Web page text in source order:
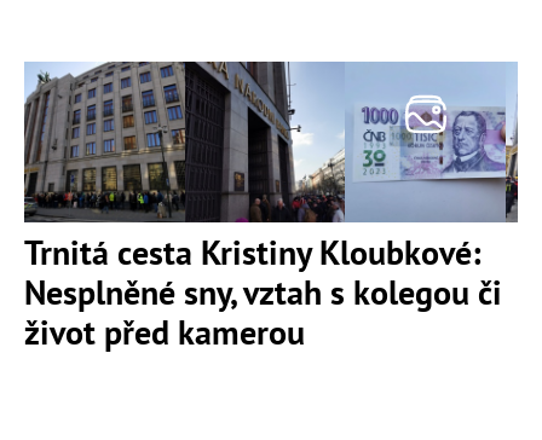
Trnitá cesta Kristiny Kloubkové:
Nesplněné sny, vztah s kolegou či
život před kamerou